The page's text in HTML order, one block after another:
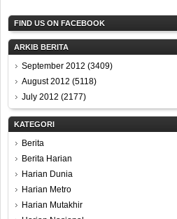
FIND US ON FACEBOOK
ARKIB BERITA
September 2012 (3409)
August 2012 (5118)
July 2012 (2177)
KATEGORI
Berita
Berita Harian
Harian Dunia
Harian Metro
Harian Mutakhir